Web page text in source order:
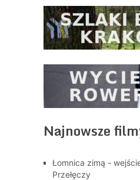
Najnowsze
Łomnica zimą -
Przełęczy